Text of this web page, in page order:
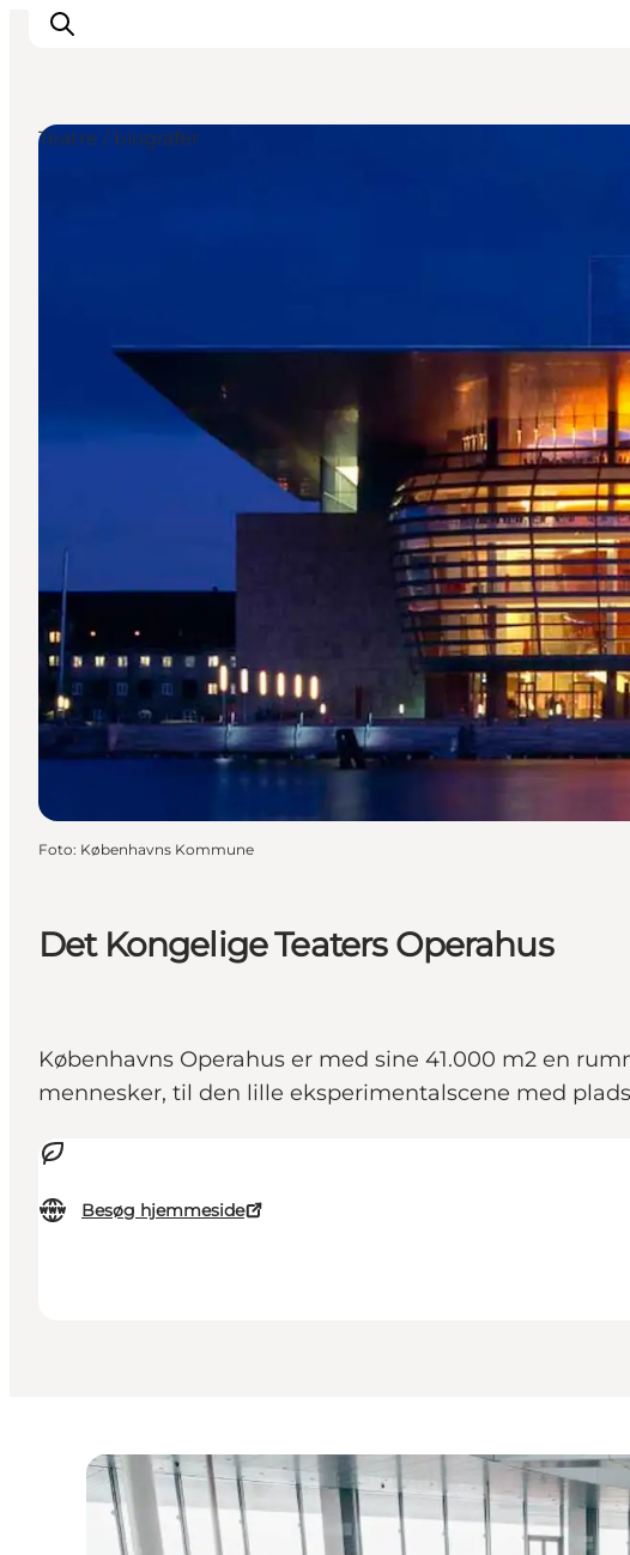
CopenPay
Copenhagen Card
Det Kongelige Teaters Operahus
Københavns Operahus er med sine 41.000 m2 en
mennesker, til den lille eksperimentalscene med
Besøg hjemmeside
Teatre / biografer
Foto: Københavns Kommune